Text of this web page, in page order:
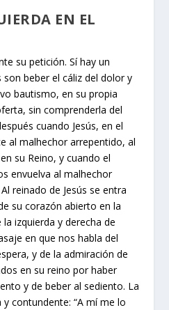
EN EL
su petición. Sí hay un
beber el cáliz del dolor y
bautismo, en su propia
sin comprenderla del
cuando Jesús, en el
al malhechor arrepentido, al
su Reino, y cuando el
envuelva al malhechor
reinado de Jesús se entra
su corazón abierto en la
izquierda y derecha de
en que nos habla del
y de la admiración de
en su reino por haber
y de beber al sediento. La
y contundente: “A mí me lo